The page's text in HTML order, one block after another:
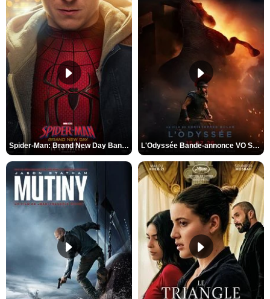
Spider-Man: Brand New Day Bande-annonce VO STFR L'Odyssée Bande-annonce VO STFR